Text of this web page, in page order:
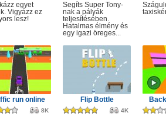
egyet
Vigyázz ez
lesz!
Segíts Super Tony-
nak a pályák
teljesítésében.
Hatalmas élmény és
egy igazi öreges...
run online
8K
Flip Bottle
4K